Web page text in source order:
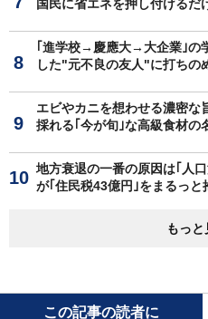
国民に省エネを押し付けるだ
｢進学校→慶應大→大企業｣の
した"元不良の友人"に打ちの
エビやカニを想わせる濃密
採れる｢今が旬｣な高級食材の
地方衰退の一番の原因は｢人
が｢住民税43億円｣をまるっと
もっと
この記事の読者に